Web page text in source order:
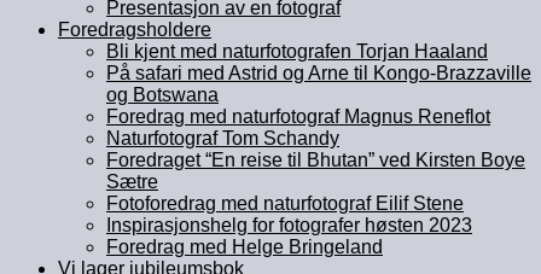
Presentasjon av en fotograf
Foredragsholdere
Bli kjent med naturfotografen Torjan Haaland
På safari med Astrid og Arne til Kongo-Brazzaville
og Botswana
Foredrag med naturfotograf Magnus Reneflot
Naturfotograf Tom Schandy
Foredraget “En reise til Bhutan” ved Kirsten Boye
Sætre
Fotoforedrag med naturfotograf Eilif Stene
Inspirasjonshelg for fotografer høsten 2023
Foredrag med Helge Bringeland
Vi lager jubileumsbok